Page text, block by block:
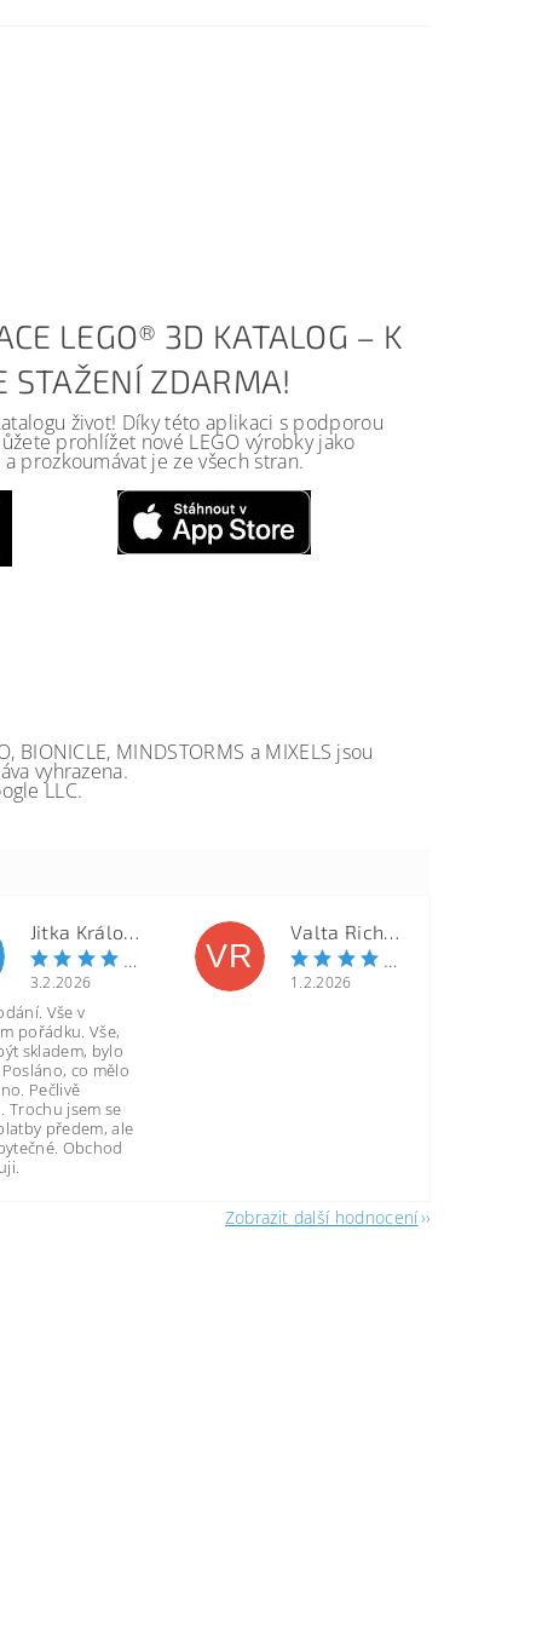
LEGO® 3D KATALOG – K
STAŽENÍ ZDARMA!
život! Díky této aplikaci s podporou
prohlížet nové LEGO výrobky jako
prozkoumávat je ze všech stran.
BIONICLE, MINDSTORMS a MIXELS jsou
vyhrazena.
LLC.
Jitka Královcová
3.2.2026
Vše v
pořádku. Vše,
skladem, bylo
co mělo
Pečlivě
Trochu jsem se
předem, ale
Obchod
VR
Valta Richard
1.2.2026
Zobrazit další hodnocení